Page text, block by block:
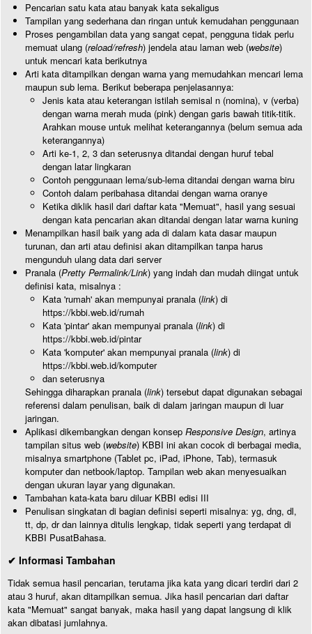
Pencarian satu kata atau banyak kata sekaligus
Tampilan yang sederhana dan ringan untuk kemudahan penggunaan
Proses pengambilan data yang sangat cepat, pengguna tidak perlu
memuat ulang (reload/refresh) jendela atau laman web (website)
untuk mencari kata berikutnya
Arti kata ditampilkan dengan warna yang memudahkan mencari lema
maupun sub lema. Berikut beberapa penjelasannya:
Jenis kata atau keterangan istilah semisal n (nomina), v (verba)
dengan warna merah muda (pink) dengan garis bawah titik-titik.
Arahkan mouse untuk melihat keterangannya (belum semua ada
keterangannya)
Arti ke-1, 2, 3 dan seterusnya ditandai dengan huruf tebal
dengan latar lingkaran
Contoh penggunaan lema/sub-lema ditandai dengan warna biru
Contoh dalam peribahasa ditandai dengan warna oranye
Ketika diklik hasil dari daftar kata "Memuat", hasil yang sesuai
dengan kata pencarian akan ditandai dengan latar warna kuning
Menampilkan hasil baik yang ada di dalam kata dasar maupun
turunan, dan arti atau definisi akan ditampilkan tanpa harus
mengunduh ulang data dari server
Pranala (Pretty Permalink/Link) yang indah dan mudah diingat untuk
definisi kata, misalnya :
Kata 'rumah' akan mempunyai pranala (link) di
https://kbbi.web.id/rumah
Kata 'pintar' akan mempunyai pranala (link) di
https://kbbi.web.id/pintar
Kata 'komputer' akan mempunyai pranala (link) di
https://kbbi.web.id/komputer
dan seterusnya
Sehingga diharapkan pranala (link) tersebut dapat digunakan sebagai
referensi dalam penulisan, baik di dalam jaringan maupun di luar
jaringan.
Aplikasi dikembangkan dengan konsep Responsive Design, artinya
tampilan situs web (website) KBBI ini akan cocok di berbagai media,
misalnya smartphone (Tablet pc, iPad, iPhone, Tab), termasuk
komputer dan netbook/laptop. Tampilan web akan menyesuaikan
dengan ukuran layar yang digunakan.
Tambahan kata-kata baru diluar KBBI edisi III
Penulisan singkatan di bagian definisi seperti misalnya: yg, dng, dl,
tt, dp, dr dan lainnya ditulis lengkap, tidak seperti yang terdapat di
KBBI PusatBahasa.
✔ Informasi Tambahan
Tidak semua hasil pencarian, terutama jika kata yang dicari terdiri dari 2
atau 3 huruf, akan ditampilkan semua. Jika hasil pencarian dari daftar
kata "Memuat" sangat banyak, maka hasil yang dapat langsung di klik
akan dibatasi jumlahnya.